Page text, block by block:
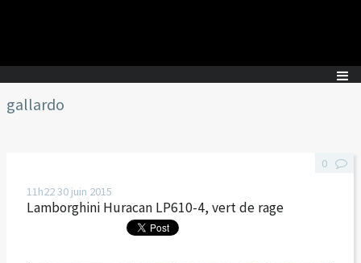
gallardo
11h2230 juin 2015
Lamborghini Huracan LP610-4, vert de rage
0